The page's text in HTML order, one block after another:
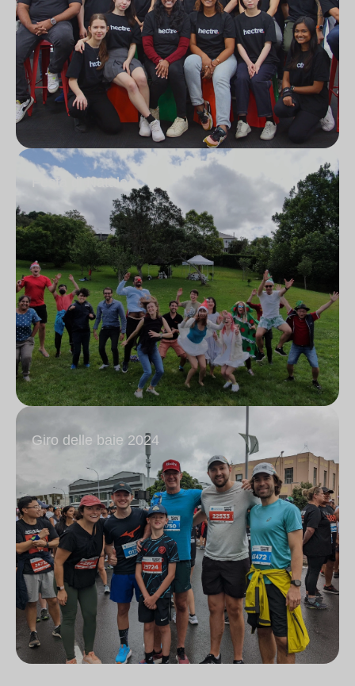
Festa di Natale
Giro delle baie 2024